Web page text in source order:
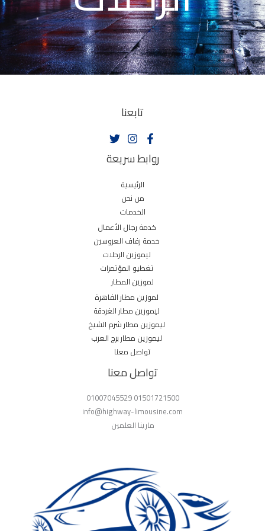
تابعنا
روابط سريعة
الرئيسية
من نحن
الخدمات
خدمة رجال الأعمال
خدمة زفاف العروسين
ليموزين الرحلات
تغطيو المؤتمرات
لموزين المطار
لموزين مطار القاهرة
ليموزين مطار الغردقة
ليموزين مطار شرم الشيخ
ليموزين مطار برج العرب
تواصل معنا
تواصل معنا
01501721500 01007045529
info@highway-limousine.com
مارينا العلمين